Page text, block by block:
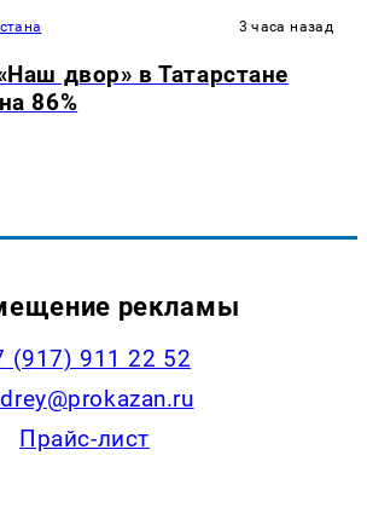
3 часа назад
двор» в Татарстане
86%
рекламы
(917) 911 22 52
Прайс-лист